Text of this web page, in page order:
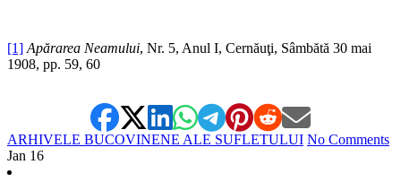
[1] Apărarea Neamului, Nr. 5, Anul I, Cernăuţi, Sâmbătă 30 mai
1908, pp. 59, 60
ARHIVELE BUCOVINENE ALE SUFLETULUI No Comments
Jan 16